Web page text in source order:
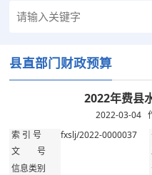
县直部门财政预算
2022年费县
2022-03-04
索 引 号 fxslj/2022-0000037
文 号
信息类别